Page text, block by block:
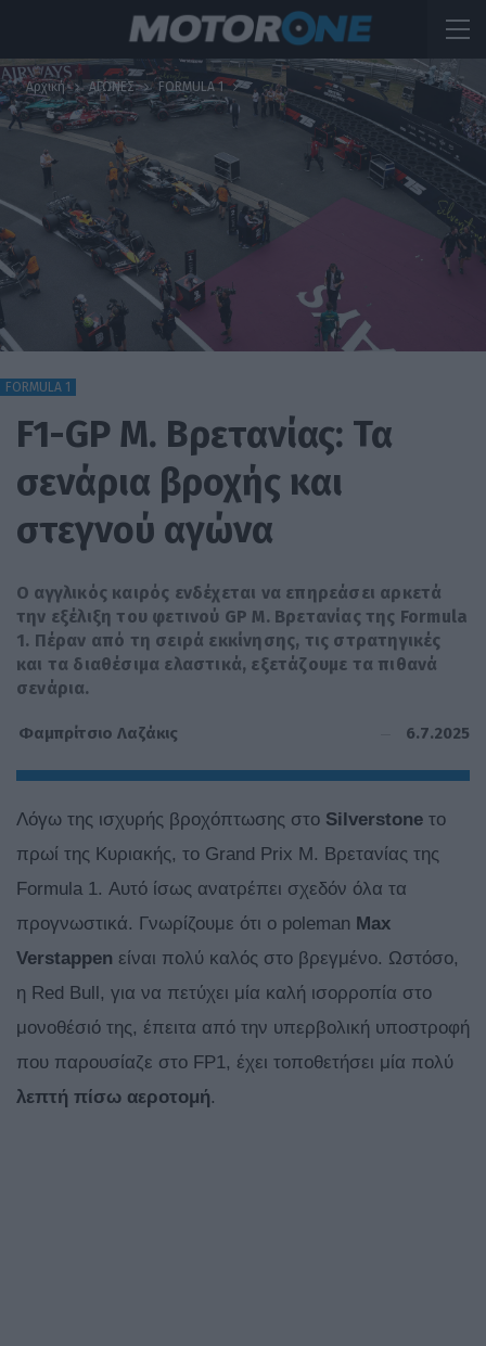
Αρχική ΑΓΩΝΕΣ FORMULA 1
FORMULA 1
F1-GP M. Βρετανίας: Τα
σενάρια βροχής και
στεγνού αγώνα
Ο αγγλικός καιρός ενδέχεται να επηρεάσει αρκετά
την εξέλιξη του φετινού GP Μ. Βρετανίας της Formula
1. Πέραν από τη σειρά εκκίνησης, τις στρατηγικές
και τα διαθέσιμα ελαστικά, εξετάζουμε τα πιθανά
σενάρια.
Φαμπρίτσιο Λαζάκις 6.7.2025
Λόγω της ισχυρής βροχόπτωσης στο Silverstone το
πρωί της Κυριακής, το Grand Prix Μ. Βρετανίας της
Formula 1. Αυτό ίσως ανατρέπει σχεδόν όλα τα
προγνωστικά. Γνωρίζουμε ότι ο poleman Max
Verstappen είναι πολύ καλός στο βρεγμένο. Ωστόσο,
η Red Bull, για να πετύχει μία καλή ισορροπία στο
μονοθέσιό της, έπειτα από την υπερβολική υποστροφή
που παρουσίαζε στο FP1, έχει τοποθετήσει μία πολύ
λεπτή πίσω αεροτομή.